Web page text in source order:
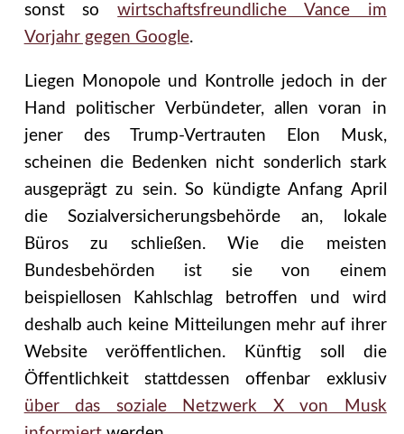
sonst sowirtschaftsfreundliche Vance im
Vorjahr gegen Google.
Liegen Monopole und Kontrolle jedoch in der
Hand politischer Verbündeter, allen voran in
jener des Trump-Vertrauten Elon Musk,
scheinen die Bedenken nicht sonderlich stark
ausgeprägt zu sein. So kündigte Anfang April
die Sozialversicherungsbehörde an, lokale
Büros zu schließen. Wie die meisten
Bundesbehörden ist sie von einem
beispiellosen Kahlschlag betroffen und wird
deshalb auch keine Mitteilungen mehr auf ihrer
Website veröffentlichen. Künftig soll die
Öffentlichkeit stattdessen offenbar exklusiv
über das soziale Netzwerk X von Musk